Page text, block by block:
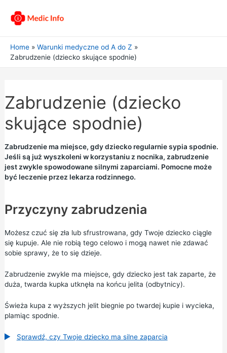
Home
Warunki medyczne od A do Z
Zabrudzenie (dziecko skujące spodnie)
Zabrudzenie (dziecko
skujące spodnie)
Zabrudzenie ma miejsce, gdy dziecko regularnie sypia spodnie.
Jeśli są już wyszkoleni w korzystaniu z nocnika, zabrudzenie
jest zwykle spowodowane silnymi zaparciami. Pomocne może
być leczenie przez lekarza rodzinnego.
Przyczyny zabrudzenia
Możesz czuć się zła lub sfrustrowana, gdy Twoje dziecko ciągle
się kupuje. Ale nie robią tego celowo i mogą nawet nie zdawać
sobie sprawy, że to się dzieje.
Zabrudzenie zwykle ma miejsce, gdy dziecko jest tak zaparte, że
duża, twarda kupka utknęła na końcu jelita (odbytnicy).
Świeża kupa z wyższych jelit biegnie po twardej kupie i wycieka,
plamiąc spodnie.
Sprawdź, czy Twoje dziecko ma silne zaparcia